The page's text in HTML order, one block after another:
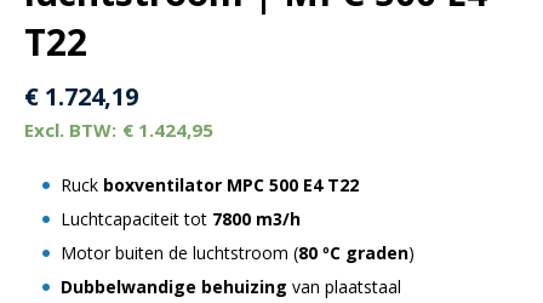
T22
€ 1.724,19
€ 1.424,95
Ruck boxventilator MPC 500 E4 T22
Luchtcapaciteit tot 7800 m3/h
Motor buiten de luchtstroom (80 ºC graden)
Dubbelwandige behuizing van plaatstaal